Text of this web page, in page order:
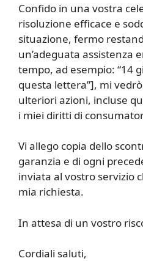
Confido in una vostra
risoluzione efficace e
situazione, fermo
un’adeguata assistenza
tempo, ad esempio: “14
questa lettera”], mi
ulteriori azioni, incluse
i miei diritti di
Vi allego copia dello
garanzia e di ogni
inviata al vostro servizio
mia richiesta.
In attesa di un vostro
Cordiali saluti,